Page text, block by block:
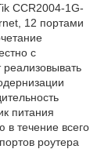
CCR2004-1G-
12 портами
с
питания
в течение всего
роутера